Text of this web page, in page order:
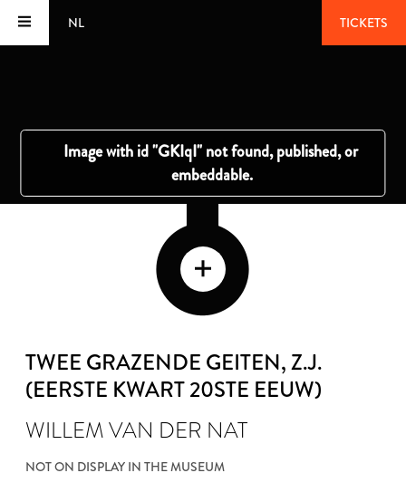
NL TICKETS
TWEE GRAZENDE GEITEN, Z.J.
(EERSTE KWART 20STE EEUW)
WILLEM VAN DER NAT
NOT ON DISPLAY IN THE MUSEUM